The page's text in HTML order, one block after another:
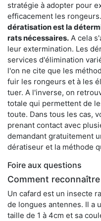
stratégie à adopter pour
efficacement les rongeurs.
dératisation est la
rats nécessaires. A cela
leur extermination. Les
services d'élimination
l'on ne cite que les
fuir les rongeurs et à les
tuer. A l'inverse, on
totale qui permettent de
toute. Dans tous les cas,
prenant contact avec
demandant gratuitement
dératiseur et la méthode
Foire aux questions
Comment
Un cafard est un insecte
de longues antennes. Il a
taille de 1 à 4cm et sa